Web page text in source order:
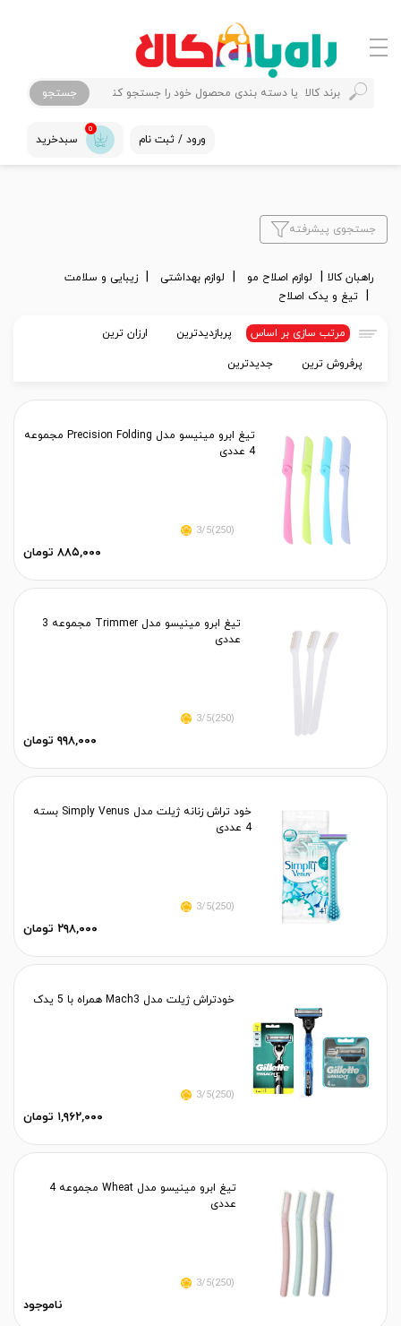
جستجو
ورود / ثبت نام
0
سبدخرید
جستجوی پیشرفته
راهبان کالا لوازم اصلاح مو لوازم بهداشتی
زیبایی و سلامت
تیغ و یدک اصلاح
مرتب سازی بر اساس پربازدیدترین ارزان ترین
پرفروش ترین جدیدترین
تیغ ابرو مینیسو مدل Precision Folding مجموعه
4 عددی
(250)3/5
۸۸۵,۰۰۰ تومان
تیغ ابرو مینیسو مدل Trimmer مجموعه 3
عددی
(250)3/5
۹۹۸,۰۰۰ تومان
خود تراش زنانه ژیلت مدل Simply Venus بسته
4 عددی
(250)3/5
۲۹۸,۰۰۰ تومان
خودتراش ژیلت مدل Mach3 همراه با 5 یدک
(250)3/5
۱,۹۶۲,۰۰۰ تومان
تیغ ابرو مینیسو مدل Wheat مجموعه 4
عددی
(250)3/5
ناموجود